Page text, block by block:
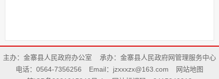
主办：金寨县人民政府办公室
承办：金寨县人民政府网管理服务中心
电话：0564-7356256
Email：jzxxxzx@163.com
网站地图